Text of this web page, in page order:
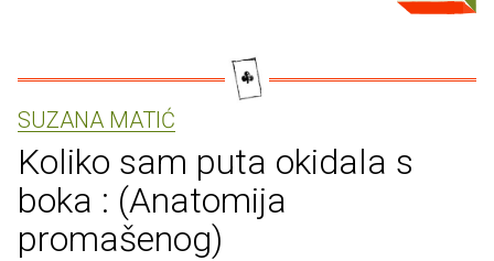
SUZANA MATIĆ
Koliko sam puta okidala s
boka : (Anatomija
promašenog)